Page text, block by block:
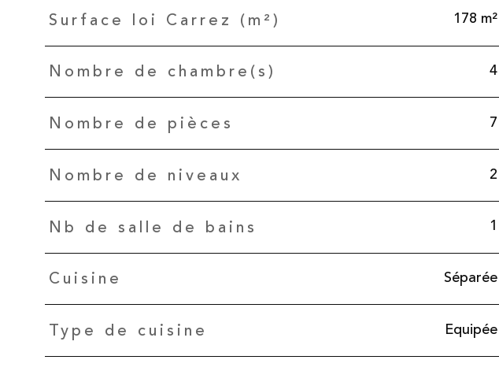
Surface loi Carrez (m²) 178 m²
Nombre de chambre(s) 4
Nombre de pièces 7
Nombre de niveaux 2
Nb de salle de bains 1
Cuisine Séparée
Type de cuisine Equipée